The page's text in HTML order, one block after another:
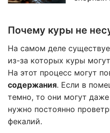
Почему куры не
На самом деле
из-за которых куры
На этот процесс могут
содержания. Если в
темно, то они могут
нужно постоянно
фекалий.